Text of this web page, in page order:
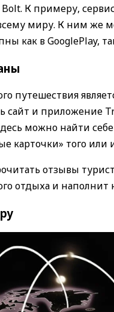
К примеру,
миру. К ним же
как в GooglePlay,
путешествия
сайт и приложение
можно найти
карточки» того или
отзывы
отдыха и